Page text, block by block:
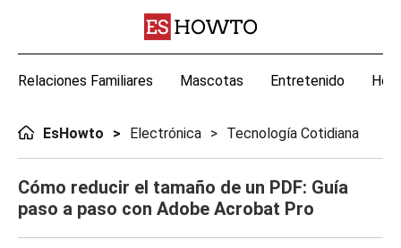
Relaciones Familiares Mascotas Entretenido
EsHowto Electrónica Tecnología Cotidiana
Cómo reducir el tamaño de un PDF: Guía
paso a paso con Adobe Acrobat Pro